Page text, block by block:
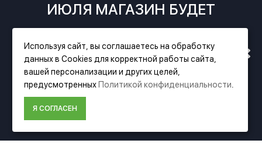
ИЮЛЯ МАГАЗИН БУДЕТ
РАБОТАТЬ ПО НОВОМУ
АДРЕСУ. ПОДРОБНАЯ
ИНФОРМАЦИЯ О ПЕРЕЕЗДЕ
ИНФОРМАЦИЯ
О компании Festool
Доставка
Используя сайт, вы соглашаетесь на обработку
данных в Cookies для корректной работы сайта,
вашей персонализации и других целей,
предусмотренных Политикой конфиденциальности
Я СОГЛАСЕН